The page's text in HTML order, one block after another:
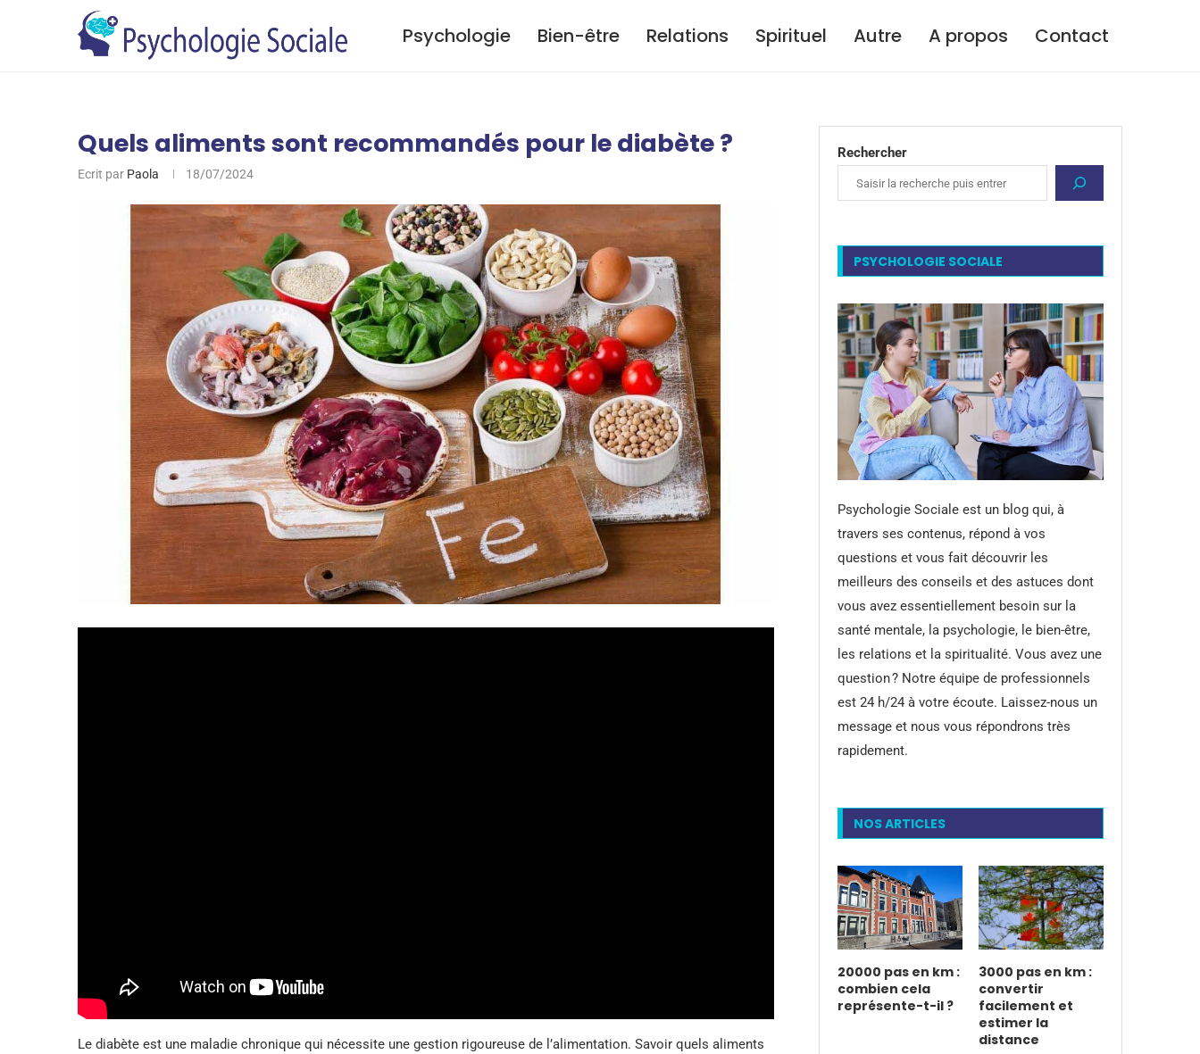
Psychologie Bien-être Relations Spirituel Autre A propos Contact
Quels aliments sont recommandés pour le diabète ?
Ecrit par Paola 18/07/2024
Le diabète est une maladie chronique qui nécessite une gestion rigoureuse de l’alimentation. Savoir quels aliments
Rechercher
PSYCHOLOGIE SOCIALE
Psychologie Sociale est un blog qui, à
travers ses contenus, répond à vos
questions et vous fait découvrir les
meilleurs des conseils et des astuces dont
vous avez essentiellement besoin sur la
santé mentale, la psychologie, le bien-être,
les relations et la spiritualité. Vous avez une
question ? Notre équipe de professionnels
est 24 h/24 à votre écoute. Laissez-nous un
message et nous vous répondrons très
rapidement.
NOS ARTICLES
20000 pas en km :
combien cela
représente-t-il ?
3000 pas en km :
convertir
facilement et
estimer la
distance